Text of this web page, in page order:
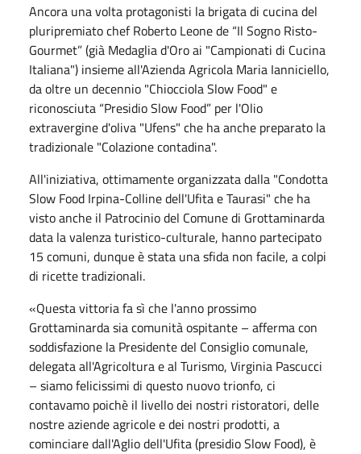
Ancora una volta protagonisti la brigata di cucina del
pluripremiato chef Roberto Leone de “Il Sogno Risto-
Gourmet” (già Medaglia d'Oro ai "Campionati di Cucina
Italiana") insieme all'Azienda Agricola Maria Ianniciello,
da oltre un decennio "Chiocciola Slow Food" e
riconosciuta “Presidio Slow Food” per l'Olio
extravergine d'oliva "Ufens" che ha anche preparato la
tradizionale "Colazione contadina".
All'iniziativa, ottimamente organizzata dalla "Condotta
Slow Food Irpina-Colline dell'Ufita e Taurasi" che ha
visto anche il Patrocinio del Comune di Grottaminarda
data la valenza turistico-culturale, hanno partecipato
15 comuni, dunque è stata una sfida non facile, a colpi
di ricette tradizionali.
«Questa vittoria fa sì che l'anno prossimo
Grottaminarda sia comunità ospitante – afferma con
soddisfazione la Presidente del Consiglio comunale,
delegata all'Agricoltura e al Turismo, Virginia Pascucci
– siamo felicissimi di questo nuovo trionfo, ci
contavamo poichè il livello dei nostri ristoratori, delle
nostre aziende agricole e dei nostri prodotti, a
cominciare dall'Aglio dell'Ufita (presidio Slow Food), è